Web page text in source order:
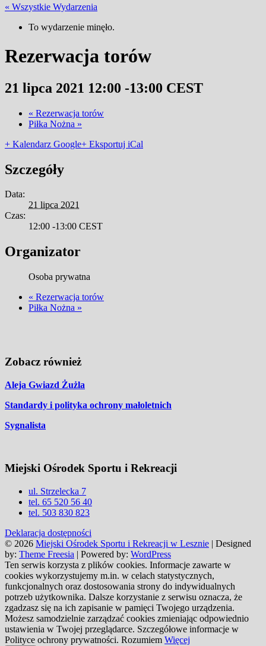
« Wszystkie Wydarzenia
To wydarzenie minęło.
Rezerwacja torów
21 lipca 2021 12:00 -13:00 CEST
« Rezerwacja torów
Piłka Nożna »
+ Kalendarz Google+ Eksportuj iCal
Szczegóły
Data:
21 lipca 2021
Czas:
12:00 -13:00 CEST
Organizator
Osoba prywatna
« Rezerwacja torów
Piłka Nożna »
Zobacz również
Aleja Gwiazd Żużla
Standardy i polityka ochrony małoletnich
Sygnalista
Miejski Ośrodek Sportu i Rekreacji
ul. Strzelecka 7
tel. 65 520 56 40
tel. 503 830 823
Deklaracja dostępności
© 2026 Miejski Ośrodek Sportu i Rekreacji w Lesznie | Designed
by: Theme Freesia | Powered by: WordPress
Ten serwis korzysta z plików cookies. Informacje zawarte w
cookies wykorzystujemy m.in. w celach statystycznych,
funkcjonalnych oraz dostosowania strony do indywidualnych
potrzeb użytkownika. Dalsze korzystanie z serwisu oznacza, że
zgadzasz się na ich zapisanie w pamięci Twojego urządzenia.
Możesz samodzielnie zarządzać cookies zmieniając odpowiednio
ustawienia w Twojej przeglądarce. Szczegółowe informacje w
Polityce ochrony prywatności. Rozumiem Więcej